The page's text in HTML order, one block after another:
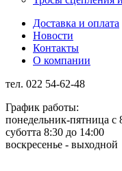
Доставка и оплата
Новости
Контакты
О компании
тел. 022 54-62-48
График работы:
понедельник-пятница с
суботта 8:30 до 14:00
воскресенье - выходной